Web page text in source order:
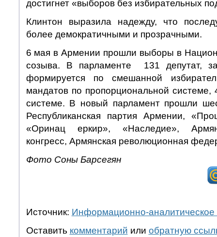
достигнет «выборов без избирательных
Клинтон выразила надежду, что
более демократичными и прозрачными.
6 мая в Армении прошли выборы в
созыва. В парламенте 131 депутат,
формируется по смешанной
мандатов по пропорциональной
системе. В новый парламент прошли
Республиканская партия Армении,
«Оринац еркир», «Наследие»,
конгресс, Армянская революционная
Фото Соны Барсегян
Источник: Информационно-аналитическое
Оставить комментарий или обратную